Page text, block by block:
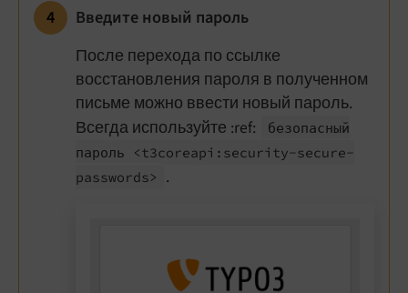
Введите новый пароль
После перехода по ссылке
восстановления пароля в полученном
письме можно ввести новый пароль.
Всегда используйте :ref:
безопасный
пароль <t3coreapi: security-secure-
passwords>
.